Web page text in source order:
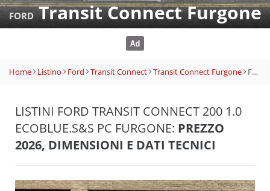
FORDTransit Connect Furgone
Home Listino Ford Transit Connect Transit Connect Furgone Ford Transit Connect 200 1.0 EcoBlue.S&S PC Furgone
LISTINI FORD TRANSIT CONNECT 200 1.0
ECOBLUE.S&S PC FURGONE: PREZZO
2026, DIMENSIONI E DATI TECNICI